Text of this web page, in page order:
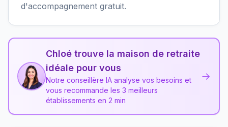
d'accompagnement gratuit.
Chloé trouve la maison de retraite
idéale pour vous
Notre conseillère IA analyse vos besoins et
vous recommande les 3 meilleurs
établissements en 2 min
→